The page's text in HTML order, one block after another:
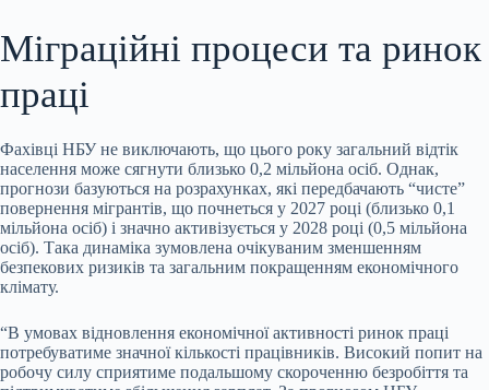
Міграційні процеси та ринок
праці
Фахівці НБУ не виключають, що цього року загальний відтік
населення може сягнути близько 0,2 мільйона осіб. Однак,
прогнози базуються на розрахунках, які передбачають “чисте”
повернення мігрантів, що почнеться у 2027 році (близько 0,1
мільйона осіб) і значно активізується у 2028 році (0,5 мільйона
осіб). Така динаміка зумовлена очікуваним зменшенням
безпекових ризиків та загальним покращенням економічного
клімату.
“В умовах відновлення економічної активності ринок праці
потребуватиме значної кількості працівників. Високий попит на
робочу силу сприятиме подальшому скороченню безробіття та